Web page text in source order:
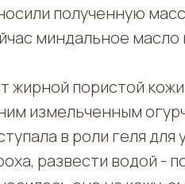
полученную
миндальное масло
жирной пористой
измельченным
в роли геля
развести водой -